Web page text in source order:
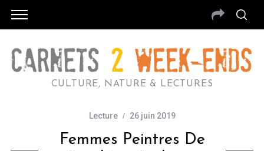
CULTURE, NATURE & LECTURES
Lecture 26 juin 2019
Femmes Peintres De